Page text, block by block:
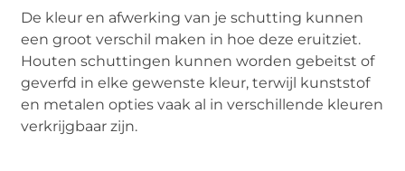
De kleur en afwerking van je schutting kunnen
een groot verschil maken in hoe deze eruitziet.
Houten schuttingen kunnen worden gebeitst of
geverfd in elke gewenste kleur, terwijl kunststof
en metalen opties vaak al in verschillende kleuren
verkrijgbaar zijn.